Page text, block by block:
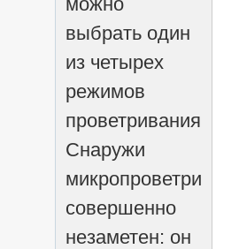
выбрать один
из четырех
режимов
проветривания.
Снаружи
совершенно
незаметен: он